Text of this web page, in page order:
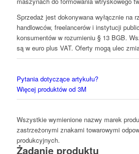
Sprzedaż jest dokonywana wyłącznie na
handlowców, freelancerów i instytucji
konsumentów w rozumieniu § 13 BGB.
są w euro plus VAT. Oferty mogą ulec
Pytania dotyczące artykułu?
Więcej produktów od 3M
Wszystkie wymienione nazwy marek
zastrzeżonymi znakami towarowymi
produkcyjnych.
Żądanie produktu